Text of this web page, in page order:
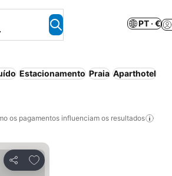
PT · €
Estacionamento Praia Aparthotel
os pagamentos influenciam os resultados
Partilhar
Adicionar aos favoritos